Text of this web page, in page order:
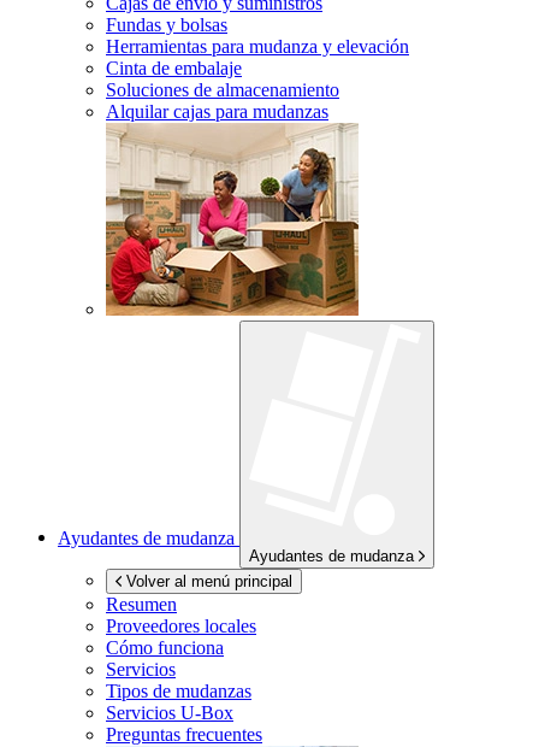
Fundas y bolsas
Herramientas para mudanza y elevación
Cinta de embalaje
Soluciones de almacenamiento
Alquilar cajas para mudanzas
Ayudantes de mudanza
Ayudantes de mudanza
Volver al menú principal
Resumen
Proveedores locales
Cómo funciona
Servicios
Tipos de mudanzas
Servicios U-Box
Preguntas frecuentes